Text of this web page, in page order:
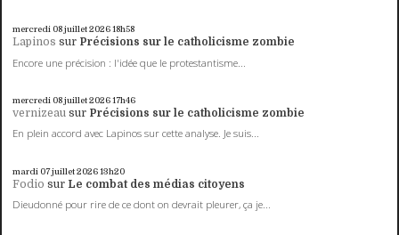
mercredi 08juillet 202618h58
Lapinos sur Précisions sur le catholicisme zombie
Encore une précision : l'idée que le protestantisme...
mercredi 08juillet 202617h46
vernizeau sur Précisions sur le catholicisme zombie
En plein accord avec Lapinos sur cette analyse. Je suis...
mardi 07juillet 202613h20
Fodio sur Le combat des médias citoyens
Dieudonné pour rire de ce dont on devrait pleurer, ça je...